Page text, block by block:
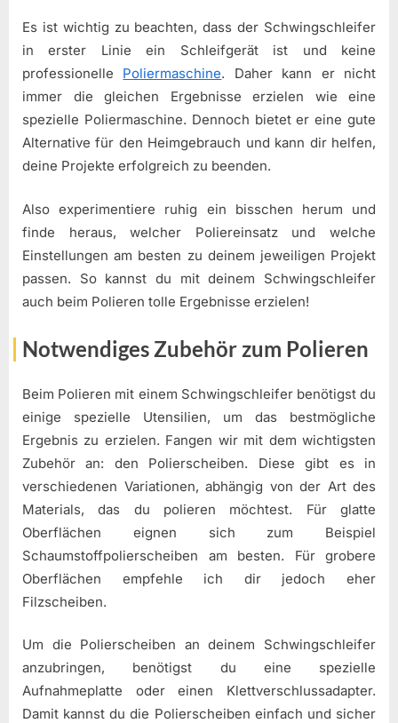
Es ist wichtig zu beachten, dass der Schwingschleifer
in erster Linie ein Schleifgerät ist und keine
professionelle Poliermaschine. Daher kann er nicht
immer die gleichen Ergebnisse erzielen wie eine
spezielle Poliermaschine. Dennoch bietet er eine gute
Alternative für den Heimgebrauch und kann dir helfen,
deine Projekte erfolgreich zu beenden.
Also experimentiere ruhig ein bisschen herum und
finde heraus, welcher Poliereinsatz und welche
Einstellungen am besten zu deinem jeweiligen Projekt
passen. So kannst du mit deinem Schwingschleifer
auch beim Polieren tolle Ergebnisse erzielen!
Notwendiges Zubehör zum Polieren
Beim Polieren mit einem Schwingschleifer benötigst du
einige spezielle Utensilien, um das bestmögliche
Ergebnis zu erzielen. Fangen wir mit dem wichtigsten
Zubehör an: den Polierscheiben. Diese gibt es in
verschiedenen Variationen, abhängig von der Art des
Materials, das du polieren möchtest. Für glatte
Oberflächen eignen sich zum Beispiel
Schaumstoffpolierscheiben am besten. Für grobere
Oberflächen empfehle ich dir jedoch eher
Filzscheiben.
Um die Polierscheiben an deinem Schwingschleifer
anzubringen, benötigst du eine spezielle
Aufnahmeplatte oder einen Klettverschlussadapter.
Damit kannst du die Polierscheiben einfach und sicher